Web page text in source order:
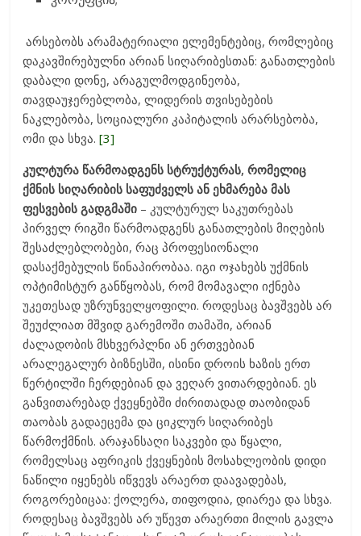
არსებობს არამატერიალი ელემენტებიც, რომლებიც
დაკავშირებულნი არიან სიღარიბესთან: განათლების
დაბალი დონე, არაგულმოდგინეობა,
თავდაუჯერებლობა, ლიდერის თვისებების
ნაკლებობა, სოციალური კაპიტალის არარსებობა,
ომი და სხვა. [3]
კულტურა წარმოადგენს სტრუქტურას,რომელიც
ქმნის სიღარიბის საფუძველს ან ეხმარება მას
ფესვების გადგმაში – კულტურულ საკუთრებას
პირველ რიგში წარმოადგენს განათლების მიღების
შესაძლებლობები, რაც პროფესიონალი
დასაქმებულის წინაპირობაა. იგი ოჯახებს უქმნის
ოპტიმისტურ განწყობას, რომ მომავალი იქნება
უკეთესად უზრუნველყოფილი. როდესაც ბავშვებს არ
შეუძლიათ მშვიდ გარემოში თამაში, არიან
ძალადობის მსხვერპლნი ან ერთვებიან
არალეგალურ ბიზნესში, ისინი დროის ხაზის ერთ
წერტილში ჩერდებიან და ვეღარ ვითარდებიან. ეს
განვითარებად ქვეყნებში ძირითადად თაობიდან
თაობას გადაეცემა და ციკლურ სიღარიბეს
წარმოქმნის. არაჯანსაღი საკვები და წყალი,
რომელსაც აფრიკის ქვეყნების მოსახლეობის დიდი
ნაწილი იყენებს იწვევს არაერთ დაავადებას,
როგორებიცაა: ქოლერა, თიფოდია, დიარეა და სხვა.
როდესაც ბავშვებს არ უწევთ არაერთი მილის გავლა